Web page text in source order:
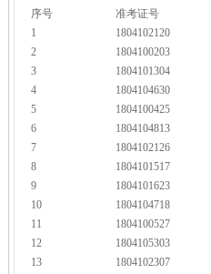
序号 准考证号
1
1804102120
2
1804100203
3
1804101304
4
1804104630
5
1804100425
6
1804104813
7
1804102126
8
1804101517
9
1804101623
10
1804104718
11
1804100527
12
1804105303
13
1804102307